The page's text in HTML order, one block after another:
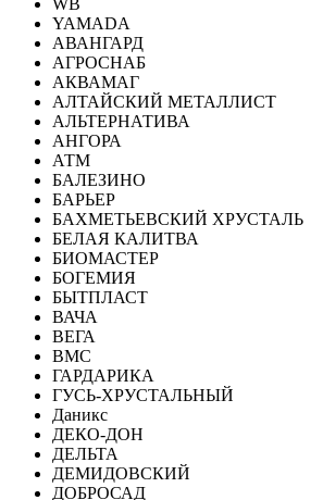
WB
YAMADA
АВАНГАРД
АГРОСНАБ
АКВАМАГ
АЛТАЙСКИЙ МЕТАЛЛИСТ
АЛЬТЕРНАТИВА
АНГОРА
АТМ
БАЛЕЗИНО
БАРЬЕР
БАХМЕТЬЕВСКИЙ ХРУСТАЛЬ
БЕЛАЯ КАЛИТВА
БИОМАСТЕР
БОГЕМИЯ
БЫТПЛАСТ
ВАЧА
ВЕГА
ВМС
ГАРДАРИКА
ГУСЬ-ХРУСТАЛЬНЫЙ
Даникс
ДЕКО-ДОН
ДЕЛЬТА
ДЕМИДОВСКИЙ
ДОБРОСАД